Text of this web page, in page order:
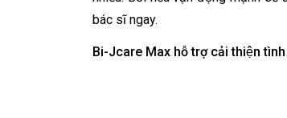
bác sĩ ngay.
Bi-Jcare Max hỗ trợ cải thiện